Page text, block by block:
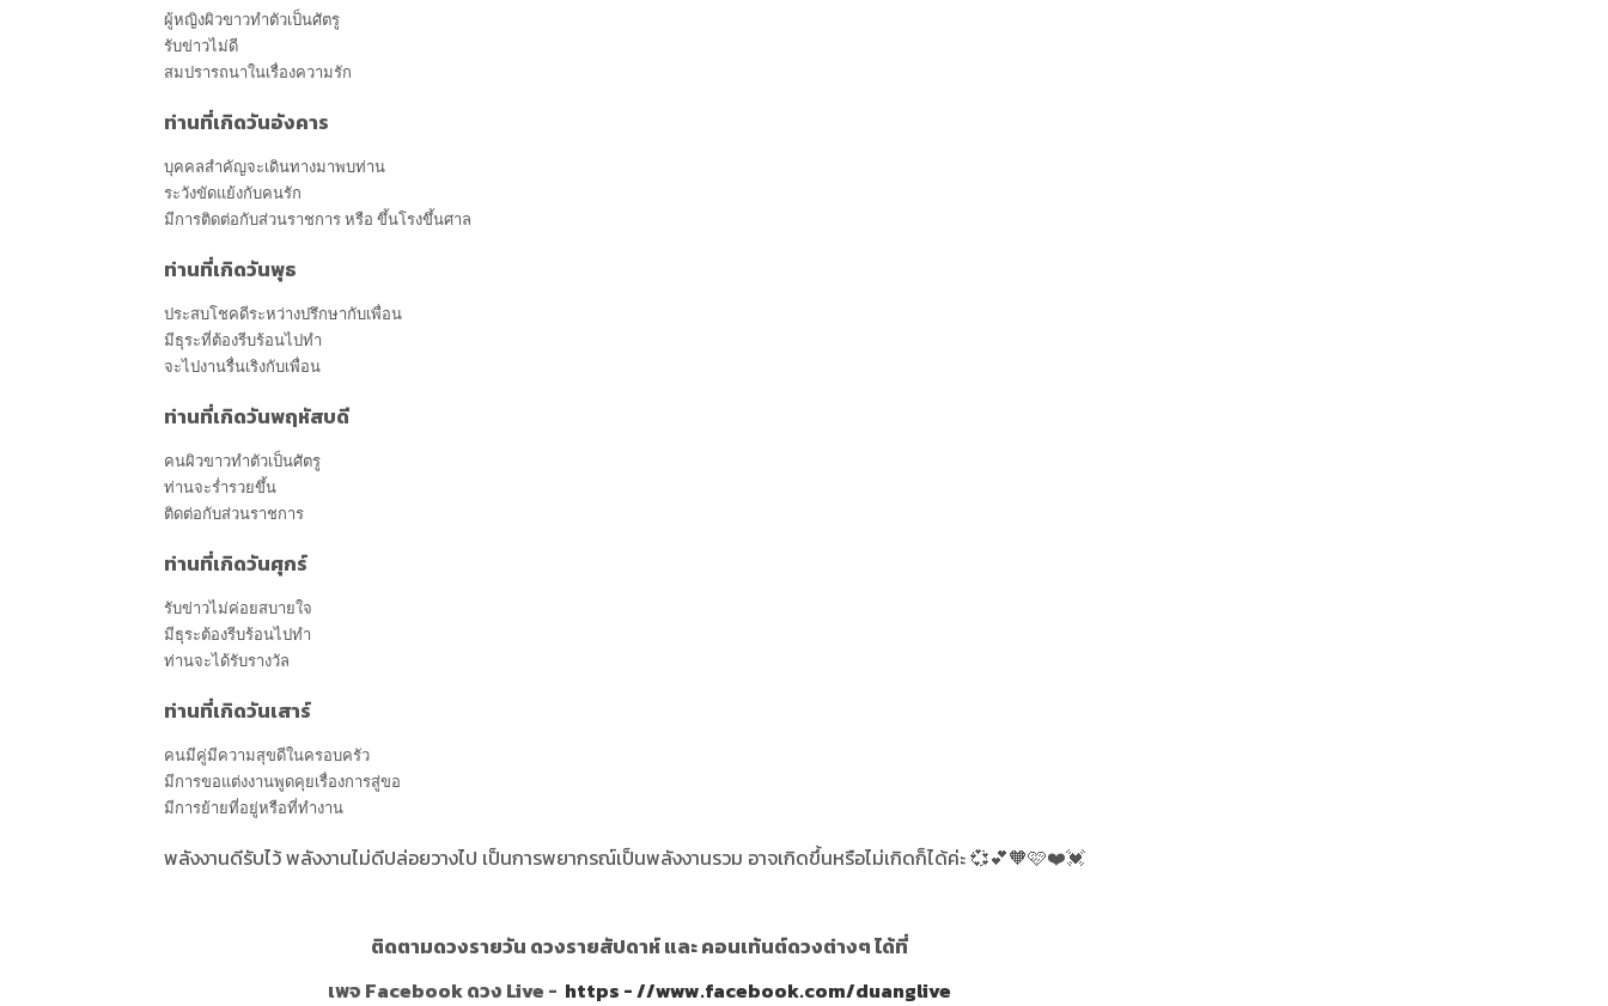
ผู้หญิงผิวขาวทำตัวเป็นศัตรู
รับข่าวไม่ดี
สมปรารถนาในเรื่องความรัก
ท่านที่เกิดวันอังคาร
บุคคลสำคัญจะเดินทางมาพบท่าน
ระวังขัดแย้งกับคนรัก
มีการติดต่อกับส่วนราชการ หรือ ขึ้นโรงขึ้นศาล
ท่านที่เกิดวันพุธ
ประสบโชคดีระหว่างปรึกษากับเพื่อน
มีธุระที่ต้องรีบร้อนไปทำ
จะไปงานรื่นเริงกับเพื่อน
ท่านที่เกิดวันพฤหัสบดี
คนผิวขาวทำตัวเป็นศัตรู
ท่านจะร่ำรวยขึ้น
ติดต่อกับส่วนราชการ
ท่านที่เกิดวันศุกร์
รับข่าวไม่ค่อยสบายใจ
มีธุระต้องรีบร้อนไปทำ
ท่านจะได้รับรางวัล
ท่านที่เกิดวันเสาร์
คนมีคู่มีความสุขดีในครอบครัว
มีการขอแต่งงานพูดคุยเรื่องการสู่ขอ
มีการย้ายที่อยู่หรือที่ทำงาน
พลังงานดีรับไว้ พลังงานไม่ดีปล่อยวางไป เป็นการพยากรณ์เป็นพลังงานรวม อาจเกิดขึ้นหรือไม่เกิดก็ได้ค่ะ 💞💕🧡🩷❤️💓
ติดตามดวงรายวัน ดวงรายสัปดาห์ และ คอนเท้นต์ดวงต่างๆ ได้ที่
เพจ Facebook ดวง Live - https - //www.facebook.com/duanglive